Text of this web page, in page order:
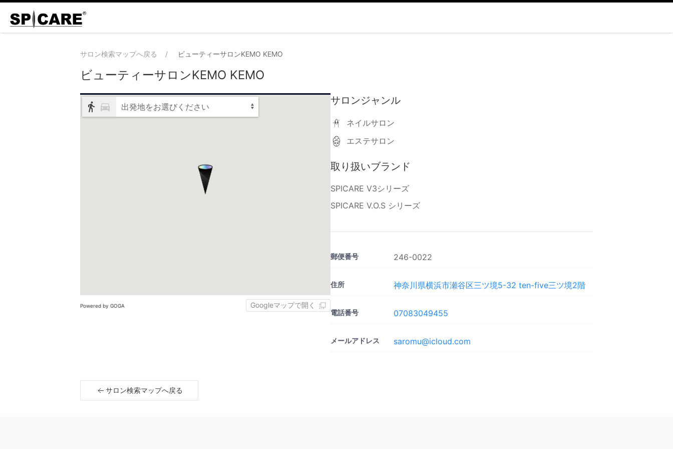
サロン検索マップへ戻る ビューティーサロンKEMO KEMO
ビューティーサロンKEMO KEMO
出発地をお選びください
Powered by GOGA Googleマップで開く
サロンジャンル
ネイルサロン
エステサロン
取り扱いブランド
SPICARE V3シリーズ
SPICARE V.O.S シリーズ
郵便番号 246-0022
住所 神奈川県横浜市瀬谷区三ツ境5-32 ten-five三ツ境2階
電話番号 07083049455
メールアドレス saromu@icloud.com
サロン検索マップへ戻る